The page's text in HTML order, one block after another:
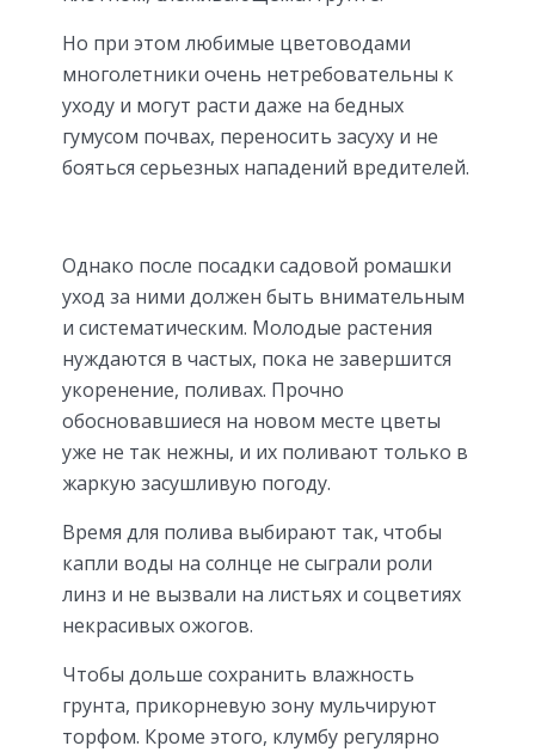
Но при этом любимые цветоводами
многолетники очень нетребовательны к
уходу и могут расти даже на бедных
гумусом почвах, переносить засуху и не
бояться серьезных нападений вредителей.
Однако после посадки садовой ромашки
уход за ними должен быть внимательным
и систематическим. Молодые растения
нуждаются в частых, пока не завершится
укоренение, поливах. Прочно
обосновавшиеся на новом месте цветы
уже не так нежны, и их поливают только в
жаркую засушливую погоду.
Время для полива выбирают так, чтобы
капли воды на солнце не сыграли роли
линз и не вызвали на листьях и соцветиях
некрасивых ожогов.
Чтобы дольше сохранить влажность
грунта, прикорневую зону мульчируют
торфом. Кроме этого, клумбу регулярно